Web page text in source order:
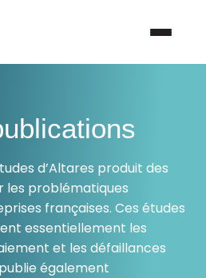
d’Altares produit des
les problématiques
françaises. Ces études
essentiellement les
et les défaillances
également